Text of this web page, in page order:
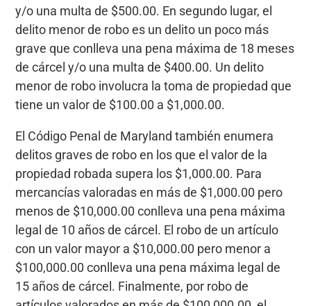
y/o una multa de $500.00. En segundo lugar, el
delito menor de robo es un delito un poco más
grave que conlleva una pena máxima de 18 meses
de cárcel y/o una multa de $400.00. Un delito
menor de robo involucra la toma de propiedad que
tiene un valor de $100.00 a $1,000.00.
El Código Penal de Maryland también enumera
delitos graves de robo en los que el valor de la
propiedad robada supera los $1,000.00. Para
mercancías valoradas en más de $1,000.00 pero
menos de $10,000.00 conlleva una pena máxima
legal de 10 años de cárcel. El robo de un artículo
con un valor mayor a $10,000.00 pero menor a
$100,000.00 conlleva una pena máxima legal de
15 años de cárcel. Finalmente, por robo de